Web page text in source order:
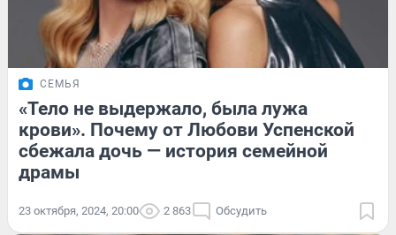
СЕМЬЯ
«Тело не выдержало, была лужа
крови». Почему от Любови Успенской
сбежала дочь — история семейной
драмы
23 октября, 2024, 20:00 2 863 Обсудить